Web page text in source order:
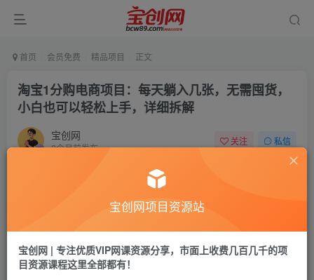
首页 会员免费 精品项目 正文
淘宝1分购电商项目：每天躺入几张，无需囤货，
小白也可以轻松上手，详细拆解
宝创网
2个月前发布
关注 私信
登录查看
宝创网项目资源站
宝创网 | 专注优质VIP网课资源分享，市面上收费几百几千的项
目资源课程这里全部都有！